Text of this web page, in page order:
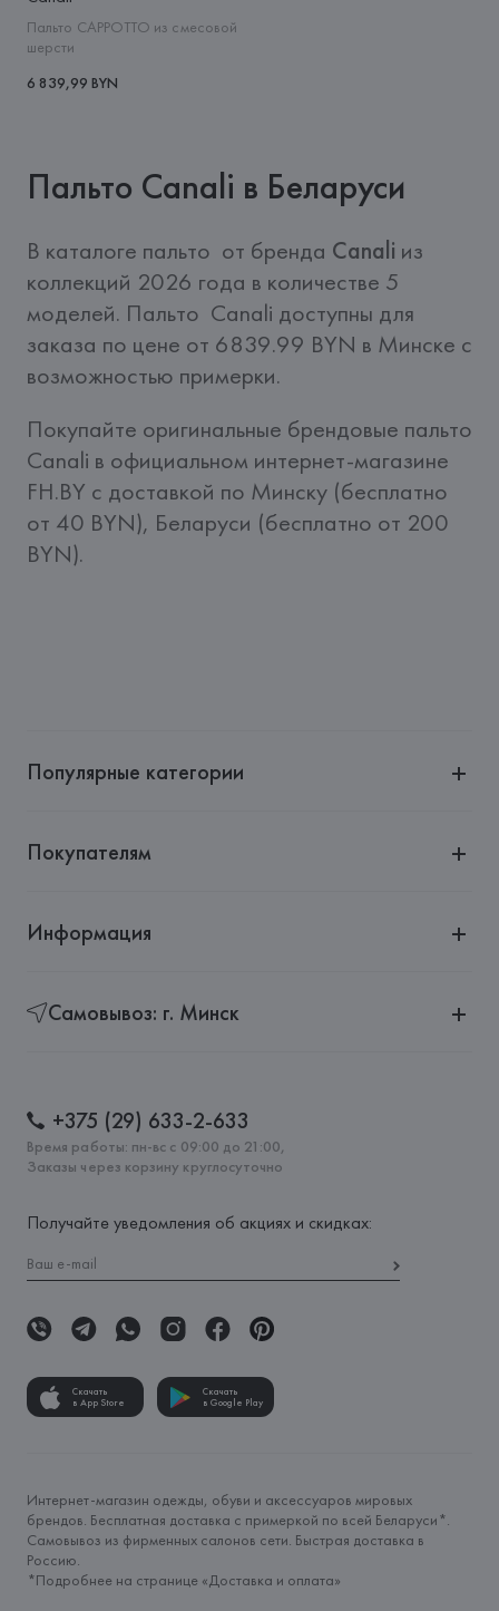
Пальто CAPPOTTO из смесовой
шерсти
6 839,99 BYN
Пальто Canali в Беларуси
В каталоге пальто  от бренда Canali из
коллекций 2026 года в количестве 5
моделей. Пальто  Canali доступны для
заказа по цене от 6839.99 BYN в Минске с
возможностью примерки.
Покупайте оригинальные брендовые пальто
Canali в официальном интернет-магазине
FH.BY c доставкой по Минску (бесплатно
от 40 BYN), Беларуси (бесплатно от 200
BYN).
Популярные категории
Покупателям
Информация
Самовывоз: г. Минск
+375 (29) 633-2-633
Время работы: пн-вс с 09:00 до 21:00,
Заказы через корзину круглосуточно
Получайте уведомления об акциях и скидках:
Скачать
в App Store
Скачать
в Google Play
Интернет-магазин одежды, обуви и аксессуаров мировых
брендов. Бесплатная доставка с примеркой по всей Беларуси*.
Самовывоз из фирменных салонов сети. Быстрая доставка в
Россию.
*Подробнее на странице «Доставка и оплата»